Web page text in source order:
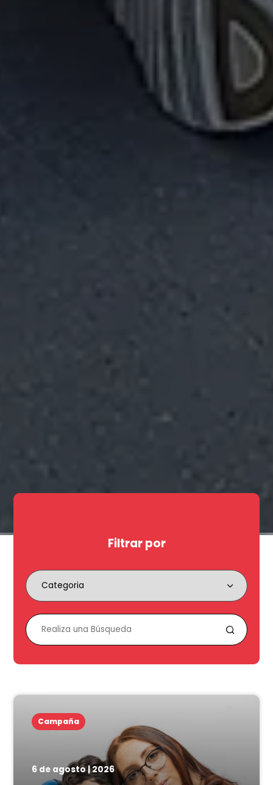
Filtrar por
Campaña
6 de agosto | 2026